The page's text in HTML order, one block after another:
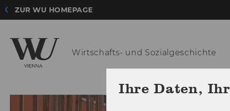
ZUR WU HOMEPAGE
Wirtschafts- und Sozialgeschichte
Ihre Daten,